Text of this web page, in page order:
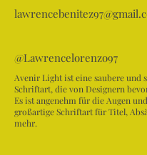
@Lawrencelorenzo97
Avenir Light ist eine saubere und
Schriftart, die von Designern
Es ist angenehm für die Augen
großartige Schriftart für Titel,
mehr.